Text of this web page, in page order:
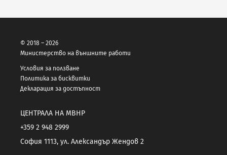
© 2018 – 2026
Министерство на външните работи
Условия за ползване
Политика за бисквитки
Декларация за достъпност
ЦЕНТРАЛА НА МВНР
+359 2 948 2999
София 1113, ул. Александър Жендов 2